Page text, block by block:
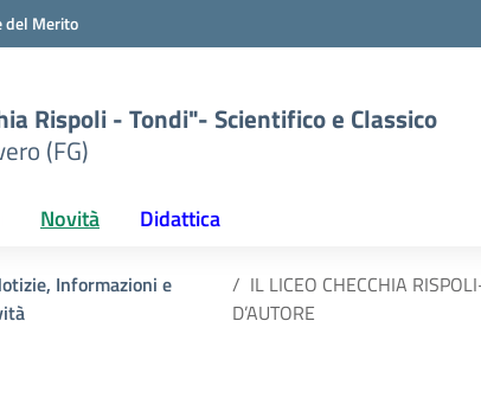
del Merito
Rispoli - Tondi"- Scientifico e Classico
(FG)
Novità Didattica
Informazioni e
IL LICEO CHECCHIA
D’AUTORE